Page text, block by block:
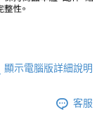
顯示電腦版詳細說明
客服